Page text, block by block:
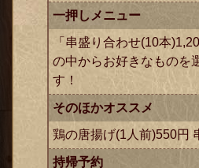
一押しメニュー
「串盛り合わせ(10本
の中からお好きなものを
す！
そのほかオススメ
鶏の唐揚げ(1人前)550円
持帰予約